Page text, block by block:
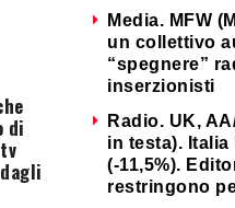
di
Media. MFW
un collettivo
“spegnere”
inserzionisti
Radio. UK,
in testa).
(-11,5%).
restringono